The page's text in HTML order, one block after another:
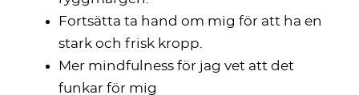
Fortsätta ta hand om mig för att ha en
stark och frisk kropp.
Mer mindfulness för jag vet att det
funkar för mig